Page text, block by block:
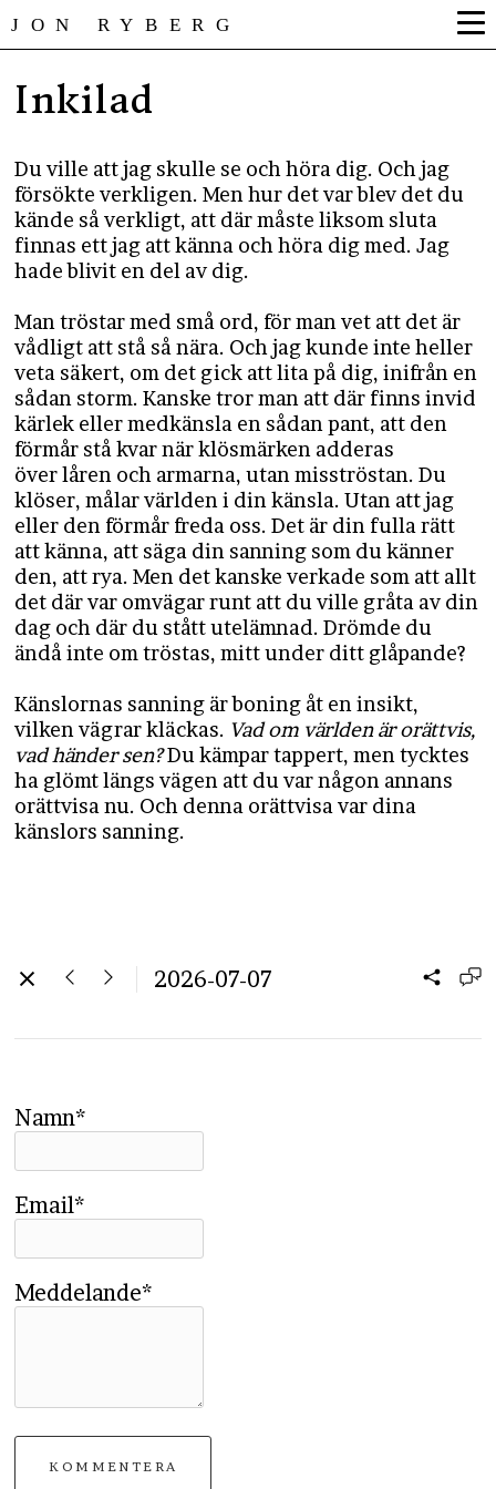
JON RYBERG
Inkilad
Du ville att jag skulle se och höra dig. Och jag
försökte verkligen. Men hur det var blev det du
kände så verkligt, att där måste liksom sluta
finnas ett jag att känna och höra dig med. Jag
hade blivit en del av dig.
Man tröstar med små ord, för man vet att det är
vådligt att stå så nära. Och jag kunde inte heller
veta säkert, om det gick att lita på dig, inifrån en
sådan storm. Kanske tror man att där finns invid
kärlek eller medkänsla en sådan pant, att den
förmår stå kvar när klösmärken adderas
över låren och armarna, utan misströstan. Du
klöser, målar världen i din känsla. Utan att jag
eller den förmår freda oss. Det är din fulla rätt
att känna, att säga din sanning som du känner
den, att rya. Men det kanske verkade som att allt
det där var omvägar runt att du ville gråta av din
dag och där du stått utelämnad. Drömde du
ändå inte om tröstas, mitt under ditt glåpande?
Känslornas sanning är boning åt en insikt,
vilken vägrar kläckas. Vad om världen är orättvis,
vad händer sen?Du kämpar tappert, men tycktes
ha glömt längs vägen att du var någon annans
orättvisa nu. Och denna orättvisa var dina
känslors sanning.
2026-07-07
Namn*
Email*
Meddelande*
KOMMENTERA